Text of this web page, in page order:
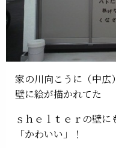
家の川向こうに（中広
壁に絵が描かれてた
ｓｈｅｌｔｅｒの壁
「かわいい」！